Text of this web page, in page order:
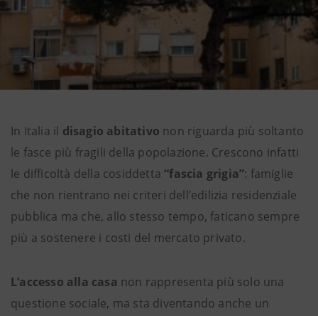
In Italia il disagio abitativo non riguarda più soltanto
le fasce più fragili della popolazione. Crescono infatti
le difficoltà della cosiddetta“fascia grigia”: famiglie
che non rientrano nei criteri dell’edilizia residenziale
pubblica ma che, allo stesso tempo, faticano sempre
più a sostenere i costi del mercato privato.
L’accesso alla casa non rappresenta più solo una
questione sociale, ma sta diventando anche un